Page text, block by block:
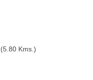
(5.80 Kms.)